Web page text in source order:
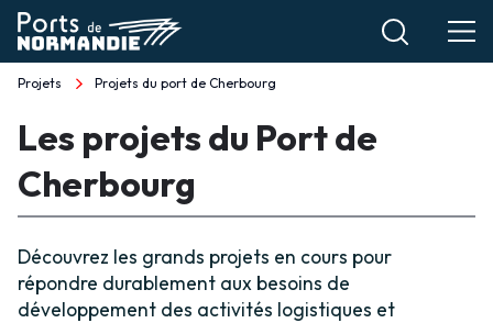
Aller
au
contenu
principal
Fil
d'Ariane
Projets Projets du port de Cherbourg
Les projets du Port de
Cherbourg
Découvrez les grands projets en cours pour
répondre durablement aux besoins de
développement des activités logistiques et